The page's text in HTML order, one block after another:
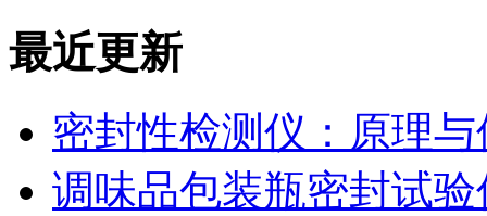
最近更新
密封性检测仪：原理
调味品包装瓶密封试